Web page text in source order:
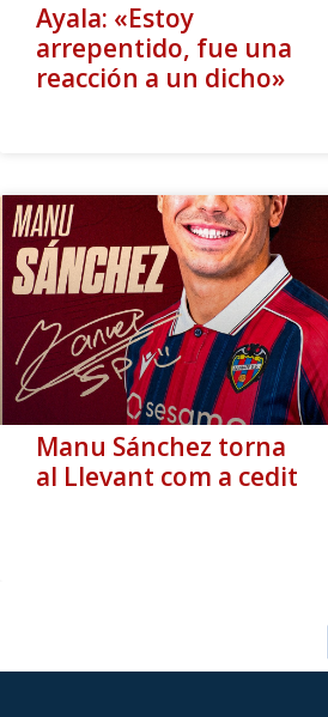
Ayala: «Estoy
arrepentido, fue una
reacción a un dicho»
Manu Sánchez torna
al Llevant com a cedit